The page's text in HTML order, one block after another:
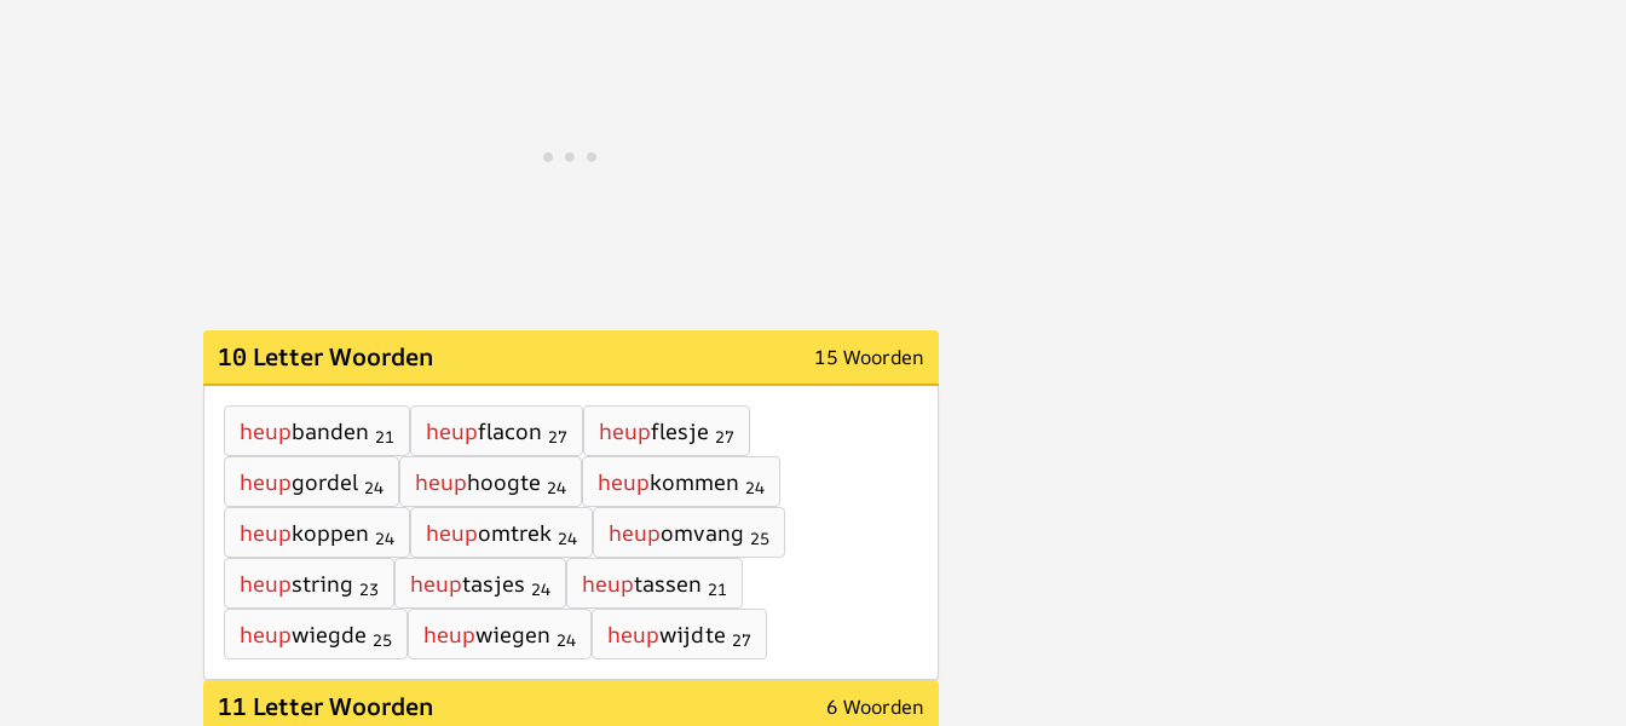
10 Letter Woorden 15 Woorden
heupbanden 21 heupflacon 27 heupflesje 27
heupgordel 24 heuphoogte 24 heupkommen 24
heupkoppen 24 heupomtrek 24 heupomvang 25
heupstring 23 heuptasjes 24 heuptassen 21
heupwiegde 25 heupwiegen 24 heupwijdte 27
11 Letter Woorden 6 Woorden